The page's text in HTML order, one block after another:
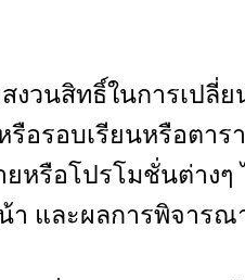
งวนสิทธิ์ในการเปลี่
รือรอบเรียนหรือตาร
ยหรือโปรโมชั่นต่างๆ
า และผลการพิจาร